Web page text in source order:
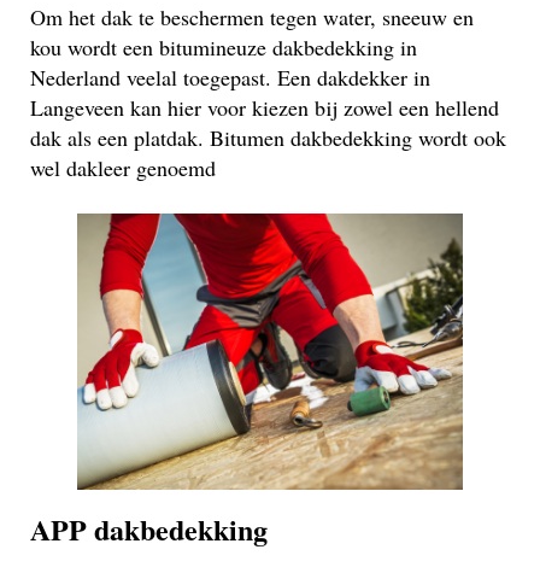
Om het dak te beschermen tegen water, sneeuw en
kou wordt een bitumineuze dakbedekking in
Nederland veelal toegepast. Een dakdekker in
Langeveen kan hier voor kiezen bij zowel een hellend
dak als een platdak. Bitumen dakbedekking wordt ook
wel dakleer genoemd
APP dakbedekking